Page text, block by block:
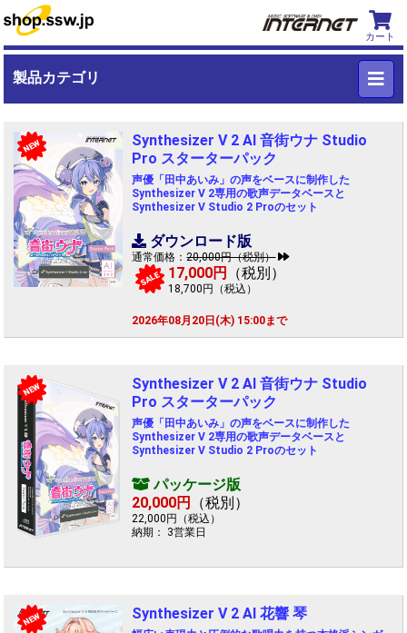
カート
製品カテゴリ
NEW
Synthesizer V 2 AI 音街ウナ Studio
Pro スターターパック
声優「田中あいみ」の声をベースに制作した
Synthesizer V 2専用の歌声データベースと
Synthesizer V Studio 2 Proのセット
ダウンロード版
通常価格：20,000円（税別）
SALE 17,000円 （税別）
18,700円（税込）
2026年08月20日(木) 15:00まで
NEW
Synthesizer V 2 AI 音街ウナ Studio
Pro スターターパック
声優「田中あいみ」の声をベースに制作した
Synthesizer V 2専用の歌声データベースと
Synthesizer V Studio 2 Proのセット
パッケージ版
20,000円
（税別）
22,000円（税込）
納期： 3営業日
NEW Synthesizer V 2 AI 花響 琴